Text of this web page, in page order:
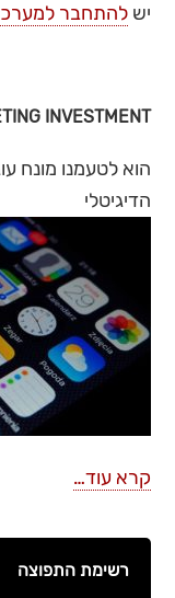
ישלהתחבר
INVESTMENT
הוא לטעמנו מונח
הדיגיטלי
קרא עוד…
רשימת התפוצה